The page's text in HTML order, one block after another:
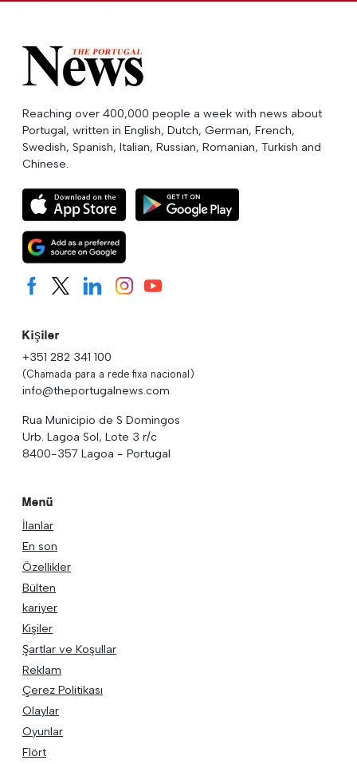
Reaching over 400,000 people a week with news about
Portugal, written in English, Dutch, German, French,
Swedish, Spanish, Italian, Russian, Romanian, Turkish and
Chinese.
Kişiler
+351 282 341 100
(Chamada para a rede fixa nacional)
info@theportugalnews.com
Rua Municipio de S Domingos
Urb. Lagoa Sol, Lote 3 r/c
8400-357 Lagoa - Portugal
Menü
İlanlar
En son
Özellikler
Bülten
kariyer
Kişiler
Şartlar ve Koşullar
Reklam
Çerez Politikası
Olaylar
Oyunlar
Flört